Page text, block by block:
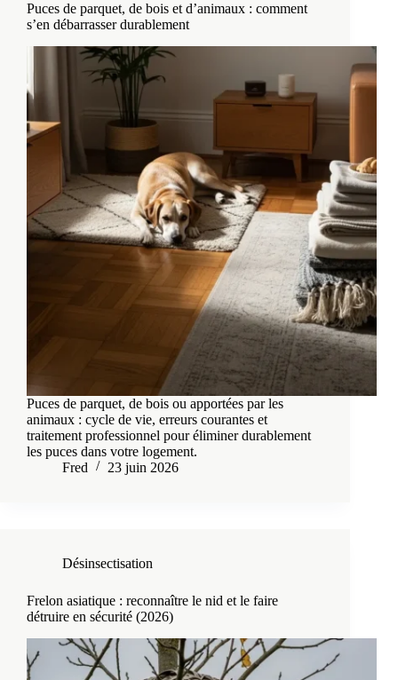
Puces de parquet, de bois et d’animaux : comment
s’en débarrasser durablement
Puces de parquet, de bois ou apportées par les
animaux : cycle de vie, erreurs courantes et
traitement professionnel pour éliminer durablement
les puces dans votre logement.
Fred
23 juin 2026
Désinsectisation
Frelon asiatique : reconnaître le nid et le faire
détruire en sécurité (2026)